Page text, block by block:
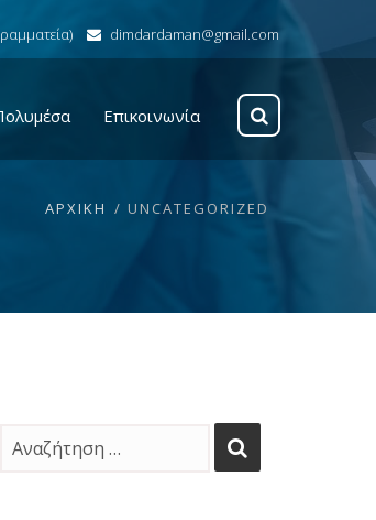
dimdardaman@gmail.com
Επικοινωνία
ΑΡΧΙΚΉ UNCATEGORIZED